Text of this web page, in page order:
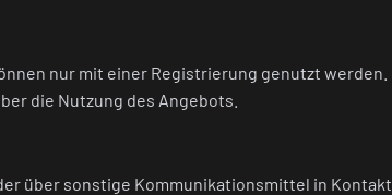
nur mit einer Registrierung genutzt werden.
die Nutzung des Angebots.
über sonstige Kommunikationsmittel in Kontakt